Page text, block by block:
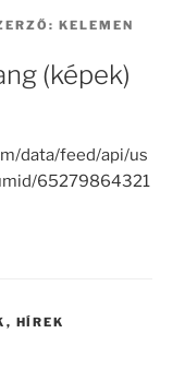
KELEMEN
(képek)
data/feed/api/us
65279864321
, HÍREK